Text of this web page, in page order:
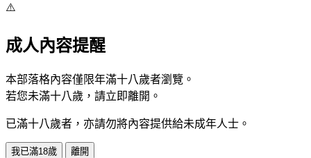
⚠️
成人內容提醒
本部落格內容僅限年滿十八歲者瀏覽。
若您未滿十八歲，請立即離開。
已滿十八歲者，亦請勿將內容提供給未成年人士。
我已滿18歲 離開